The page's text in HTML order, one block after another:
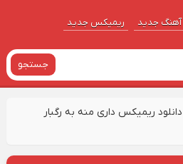
آهنگ‌ جدید ریمیکس جدید
جستجو
دانلود ریمیکس داری منه به رگبار